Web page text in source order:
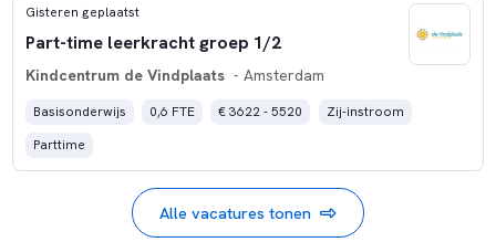
Gisteren geplaatst
Part-time leerkracht groep 1/2
Kindcentrum de Vindplaats - Amsterdam
Basisonderwijs 0,6 FTE € 3622 - 5520
Zij-instroom
Parttime
Alle vacatures tonen